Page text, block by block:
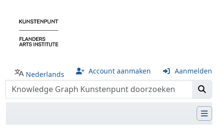
Nederlands Account aanmaken Aanmelden